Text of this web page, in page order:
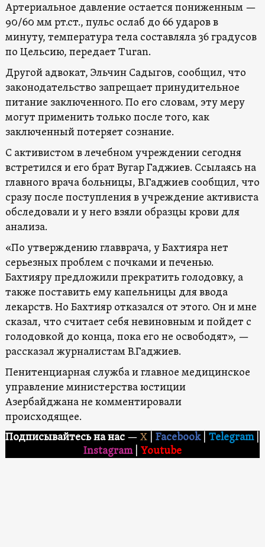
Артериальное давление остается пониженным —
90/60 мм рт.ст., пульс ослаб до 66 ударов в
минуту, температура тела составляла 36 градусов
по Цельсию, передает Turan.
Другой адвокат, Эльчин Садыгов, сообщил, что
законодательство запрещает принудительное
питание заключенного. По его словам, эту меру
могут применить только после того, как
заключенный потеряет сознание.
С активистом в лечебном учреждении сегодня
встретился и его брат Вугар Гаджиев. Ссылаясь на
главного врача больницы, В.Гаджиев сообщил, что
сразу после поступления в учреждение активиста
обследовали и у него взяли образцы крови для
анализа.
«По утверждению главврача, у Бахтияра нет
серьезных проблем с почками и печенью.
Бахтияру предложили прекратить голодовку, а
также поставить ему капельницы для ввода
лекарств. Но Бахтияр отказался от этого. Он и мне
сказал, что считает себя невиновным и пойдет с
голодовкой до конца, пока его не освободят», —
рассказал журналистам В.Гаджиев.
Пенитенциарная служба и главное медицинское
управление министерства юстиции
Азербайджана не комментировали
происходящее.
Подписывайтесь на нас — X Facebook Telegram|
Instagram
Youtube